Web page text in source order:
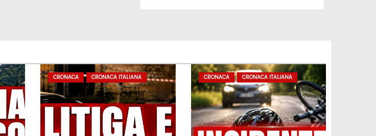
CRONACA CRONACA ITALIANA CRONACA CRONACA ITALIANA